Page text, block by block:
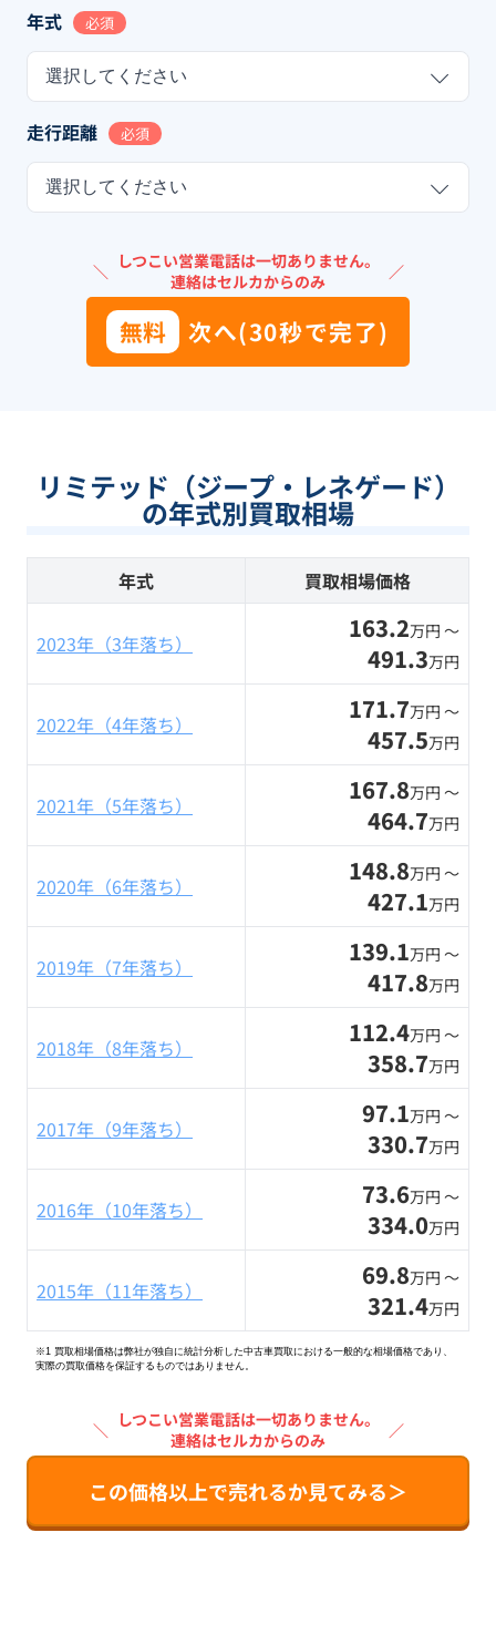
年式 必須
選択してください
走行距離 必須
選択してください
＼ しつこい営業電話は一切ありません。
連絡はセルカからのみ
／
無料 次へ(30秒で完了)
リミテッド（ジープ・レネゲード）
の年式別買取相場
年式 買取相場価格
2023年（3年落ち） 163.2万円 〜
491.3万円
2022年（4年落ち） 171.7万円 〜
457.5万円
2021年（5年落ち） 167.8万円 〜
464.7万円
2020年（6年落ち） 148.8万円 〜
427.1万円
2019年（7年落ち） 139.1万円 〜
417.8万円
2018年（8年落ち） 112.4万円 〜
358.7万円
2017年（9年落ち） 97.1万円 〜
330.7万円
2016年（10年落ち） 73.6万円 〜
334.0万円
2015年（11年落ち） 69.8万円 〜
321.4万円
※1 買取相場価格は弊社が独自に統計分析した中古車買取における一般的な相場価格であり、
実際の買取価格を保証するものではありません。
＼ しつこい営業電話は一切ありません。
連絡はセルカからのみ
／
この価格以上で売れるか見てみる＞